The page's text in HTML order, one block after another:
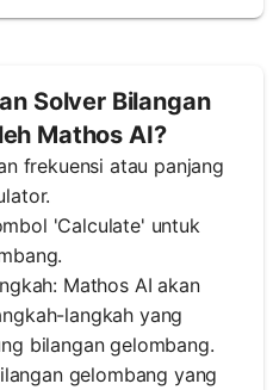
Solver Bilangan
Mathos AI?
frekuensi atau panjang
'Calculate' untuk
Mathos AI akan
langkah yang
bilangan gelombang.
gelombang yang